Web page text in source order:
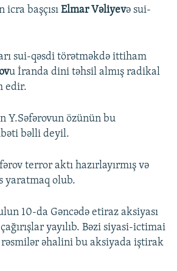
icra başçısı Elmar Vəliyevə sui-
sui-qəsdi törətməkdə ittiham
u İranda dini təhsil almış radikal
edir.
Y.Səfərovun özünün bu
bəlli deyil.
terror aktı hazırlayırmış və
yaratmaq olub.
10-da Gəncədə etiraz aksiyası
yayılıb. Bəzi siyasi-ictimai
əhalini bu aksiyada iştirak